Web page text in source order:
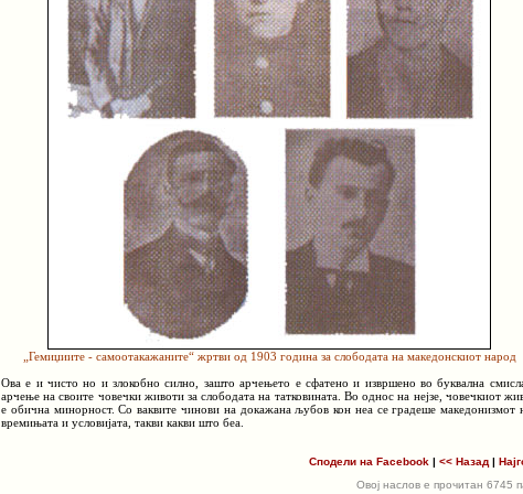
„Гемиџиите - самоотакажаните“ жртви од 1903 година за слободата на македонскиот народ
Ова е и чисто но и злокобно силно, зашто арчењето е сфатено и извршено во буквална
арчење на своите човечки животи за слободата на татковината. Во однос на нејзе, човечкиот
е обична минорност. Со ваквите чинови на докажана љубов кон неа се градеше македонизмот
времињата и условијата, такви какви што беа.
Сподели на Facebook | << Назад |
Овој наслов е прочитан 6745